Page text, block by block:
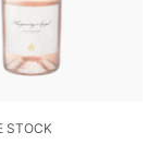
STOCK